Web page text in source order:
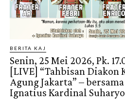
BERITA KAJ
Senin, 25 Mei 2026, Pk.
[LIVE] “Tahbisan Diakon
Agung Jakarta” –
Ignatius Kardinal Suharyo